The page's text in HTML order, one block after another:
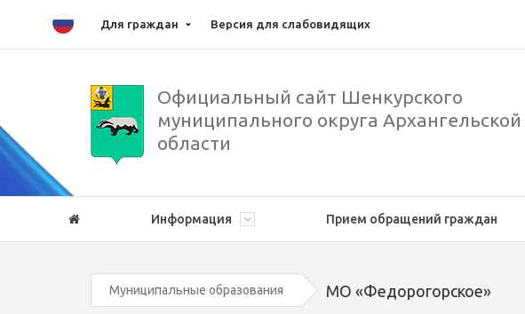
Для граждан Версия для слабовидящих
Официальный сайт Шенкурского
муниципального округа Архангельской
области
Информация
Прием обращений граждан
Муниципальные образования МО «Федорогорское»